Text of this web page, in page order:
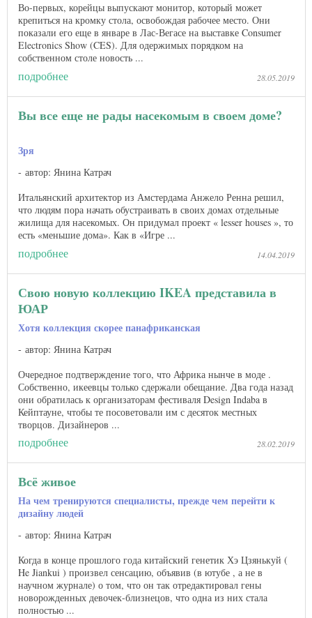
Во-первых, корейцы выпускают монитор, который может
крепиться на кромку стола, освобождая рабочее место. Они
показали его еще в январе в Лас-Вегасе на выставке Consumer
Electronics Show (CES). Для одержимых порядком на
собственном столе новость ...
подробнее 28.05.2019
Вы все еще не рады насекомым в своем доме?
Зря
автор: Янина Катрач
Итальянский архитектор из Амстердама Анжело Ренна решил,
что людям пора начать обустраивать в своих домах отдельные
жилища для насекомых. Он придумал проект « lesser houses », то
есть «меньшие дома». Как в «Игре ...
подробнее 14.04.2019
Свою новую коллекцию IKEA представила в
ЮАР
Хотя коллекция скорее панафриканская
автор: Янина Катрач
Очередное подтверждение того, что Африка нынче в моде .
Собственно, икеевцы только сдержали обещание. Два года назад
они обратилась к организаторам фестиваля Design Indaba в
Кейптауне, чтобы те посоветовали им с десяток местных
творцов. Дизайнеров ...
подробнее 28.02.2019
Всё живое
На чем тренируются специалисты, прежде чем перейти к
дизайну людей
автор: Янина Катрач
Когда в конце прошлого года китайский генетик Хэ Цзянькуй (
He Jiankui ) произвел сенсацию, объявив (в ютубе , а не в
научном журнале) о том, что он так отредактировал гены
новорожденных девочек-близнецов, что одна из них стала
полностью ...